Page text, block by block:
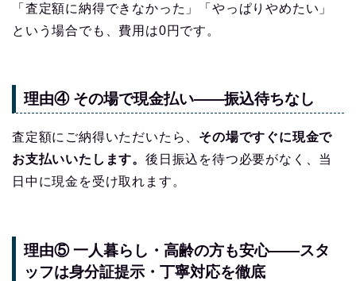
「査定額に納得できなかった」「やっぱりやめたい」
という場合でも、費用は0円です。
理由④ その場で現金払い——振込待ちなし
査定額にご納得いただいたら、 その場ですぐに現金で
お支払いいたします。 後日振込を待つ必要がなく、当
日中に現金を受け取れます。
理由⑤ 一人暮らし・高齢の方も安心——スタ
ッフは身分証提示・丁寧対応を徹底